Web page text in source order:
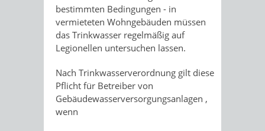
bestimmten Bedingungen - in
vermieteten Wohngebäuden müssen
das Trinkwasser regelmäßig auf
Legionellen untersuchen lassen.
Nach Trinkwasserverordnung gilt diese
Pflicht für Betreiber von
Gebäudewasserversorgungsanlagen ,
wenn